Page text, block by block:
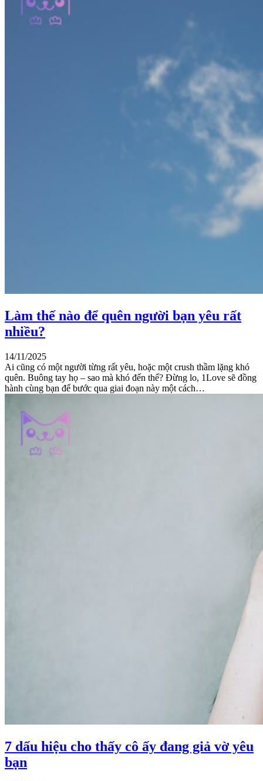
Làm thế nào để quên người bạn yêu rất
nhiều?
14/11/2025
Ai cũng có một người từng rất yêu, hoặc một crush thầm lặng khó
quên. Buông tay họ – sao mà khó đến thế? Đừng lo, 1Love sẽ đồng
hành cùng bạn để bước qua giai đoạn này một cách…
7 dấu hiệu cho thấy cô ấy đang giả vờ yêu
bạn